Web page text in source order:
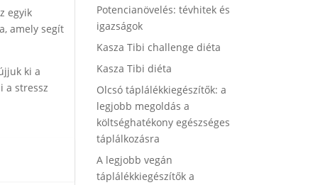
egyik
amely segít
ki a
a stressz
Potencianövelés: tévhitek és
igazságok
Kasza Tibi challenge diéta
Kasza Tibi diéta
Olcsó táplálékkiegészítők: a
legjobb megoldás a
költséghatékony egészséges
táplálkozásra
A legjobb vegán
táplálékkiegészítők a